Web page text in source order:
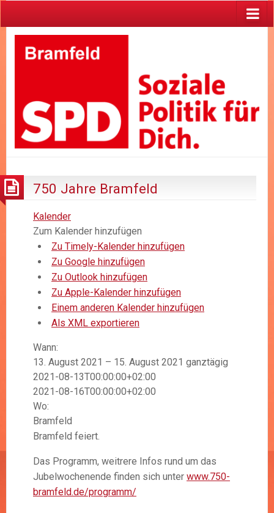
750 Jahre Bramfeld
Kalender
Zum Kalender hinzufügen
Zu Timely-Kalender hinzufügen
Zu Google hinzufügen
Zu Outlook hinzufügen
Zu Apple-Kalender hinzufügen
Einem anderen Kalender hinzufügen
Als XML exportieren
Wann:
13. August 2021 – 15. August 2021 ganztägig
2021-08-13T00:00:00+02:00
2021-08-16T00:00:00+02:00
Wo:
Bramfeld
Bramfeld feiert.
Das Programm, weitrere Infos rund um das
Jubelwochenende finden sich unter www.750-
bramfeld.de/programm/